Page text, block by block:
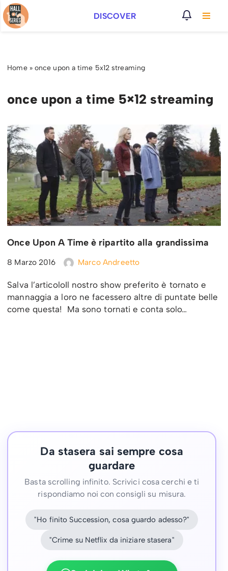
Vai
DISCOVER
Home» once upon a time 5x12 streaming
once upon a time 5×12 streaming
Once Upon A Time è ripartito alla grandissima
8 Marzo 2016 Marco Andreetto
Salva l’articoloIl nostro show preferito è tornato e
mannaggia a loro ne facessero altre di puntate belle
come questa! Ma sono tornati e conta solo…
Da stasera sai sempre cosa
guardare
Basta scrolling infinito. Scrivici cosa cerchi e ti
rispondiamo noi con consigli su misura.
"Ho finito Succession, cosa guardo adesso?"
"Crime su Netflix da iniziare stasera"